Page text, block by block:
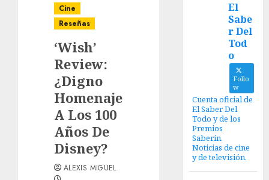
Cine
Reseñas
‘Wish’
Review:
¿Digno
Homenaje
A Los 100
Años De
Disney?
ALEXIS MIGUEL
El
Sabe
r Del
Tod
o
Follo
w
Cuenta oficial de
El Saber Del
Todo y de los
Premios
Saberin.
Noticias de cine
y de televisión.